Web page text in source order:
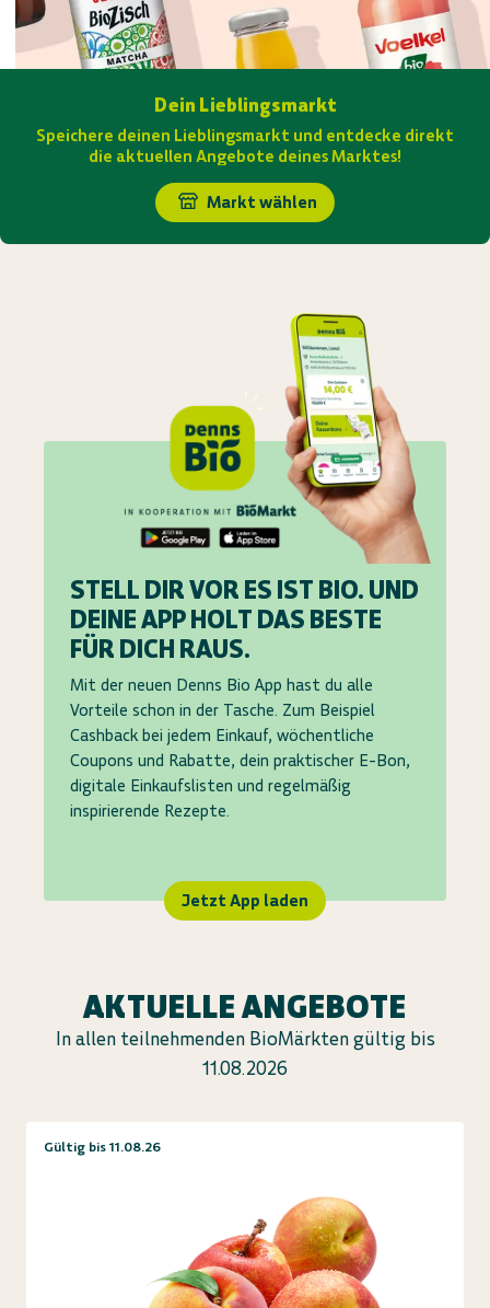
Dein Lieblingsmarkt
Speichere deinen Lieblingsmarkt und entdecke direkt
die aktuellen Angebote deines Marktes!
Markt wählen
STELL DIR VOR ES IST BIO. UND
DEINE APP HOLT DAS BESTE
FÜR DICH RAUS.
Mit der neuen Denns Bio App hast du alle
Vorteile schon in der Tasche. Zum Beispiel
Cashback bei jedem Einkauf, wöchentliche
Coupons und Rabatte, dein praktischer E-Bon,
digitale Einkaufslisten und regelmäßig
inspirierende Rezepte.
Jetzt App laden
AKTUELLE ANGEBOTE
In allen teilnehmenden BioMärkten gültig bis
11.08.2026
Gültig bis 11.08.26